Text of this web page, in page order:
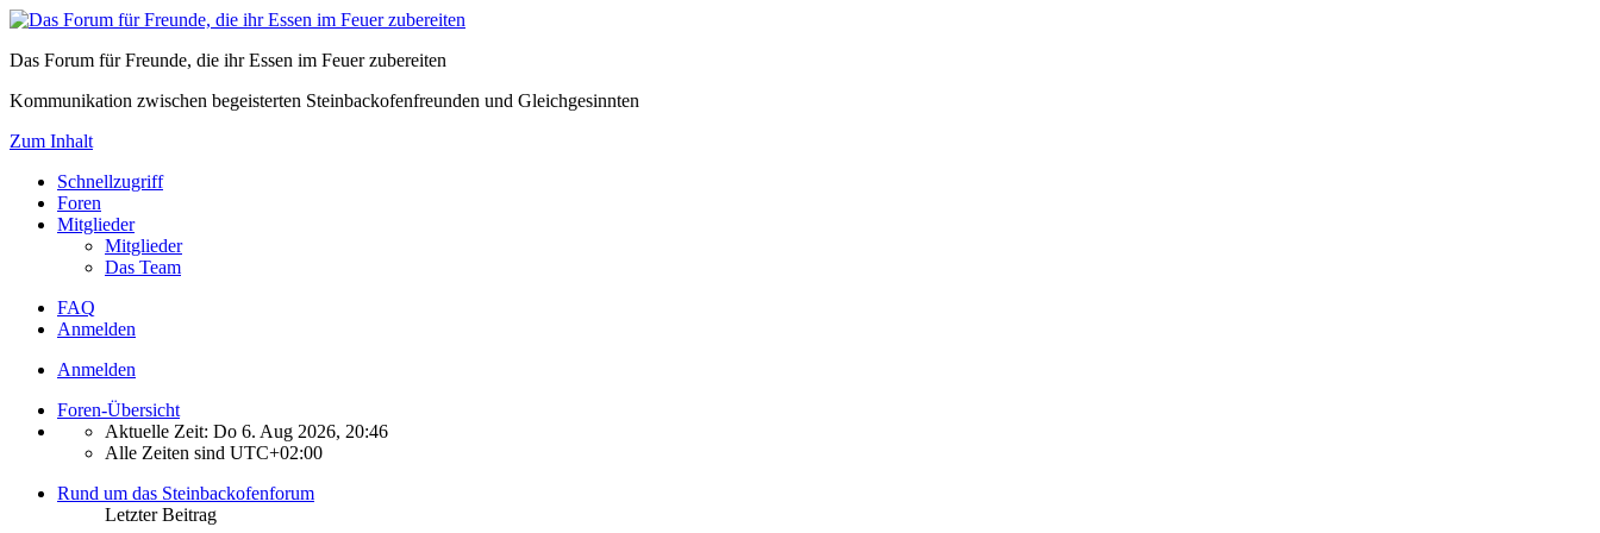
Das Forum für Freunde, die ihr Essen im Feuer zubereiten
Kommunikation zwischen begeisterten Steinbackofenfreunden und Gleichgesinnten
Zum Inhalt
Schnellzugriff
Foren
Mitglieder
Mitglieder
Das Team
FAQ
Anmelden
Anmelden
Foren-Übersicht
Aktuelle Zeit: Do 6. Aug 2026, 20:46
Alle Zeiten sind UTC+02:00
Rund um das Steinbackofenforum
Letzter Beitrag